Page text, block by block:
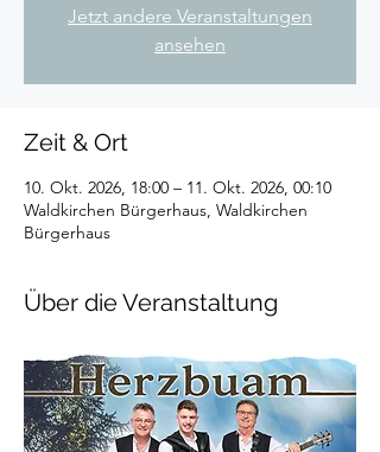
Jetzt andere Veranstaltungen
ansehen
Zeit & Ort
10. Okt. 2026, 18:00 – 11. Okt. 2026, 00:10
Waldkirchen Bürgerhaus, Waldkirchen
Bürgerhaus
Über die Veranstaltung